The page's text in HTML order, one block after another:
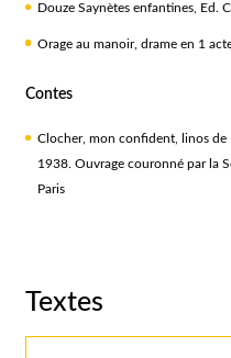
Douze Saynètes enfantines, Ed.
Orage au manoir, drame en 1
Contes
Clocher, mon confident, linos de
1938. Ouvrage couronné par la
Paris
Textes